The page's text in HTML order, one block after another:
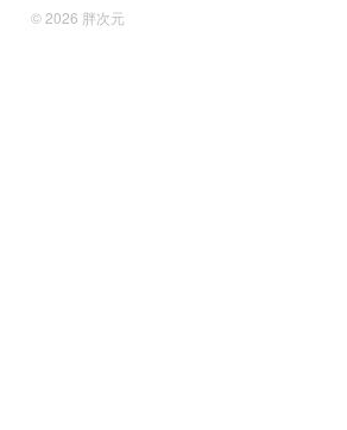
© 2026 胖次元